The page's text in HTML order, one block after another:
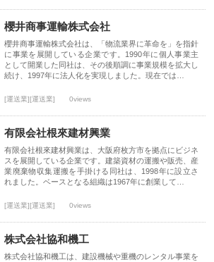
櫻井商事運輸株式会社
櫻井商事運輸株式会社は、「物流業界に革命を」を指針
に事業を展開している企業です。1990年に個人事業主
として開業した同社は、その後順調に事業規模を拡大し
続け、1997年に法人化を実現しました。現在では…
[運送業][運送業] 0views
有限会社根來建材興業
有限会社根來建材興業は、大阪府枚方市を拠点にビジネ
スを展開している企業です。建築資材の運搬や販売、産
業廃棄物収集運搬を手掛ける同社は、1998年に設立さ
れました。ベースとなる組織は1967年に創業して…
[運送業][運送業] 0views
株式会社協和機工
株式会社協和機工は、建設機械や重機のレンタル事業を